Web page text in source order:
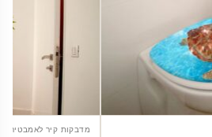
מדבקות קיר לאמבטיה